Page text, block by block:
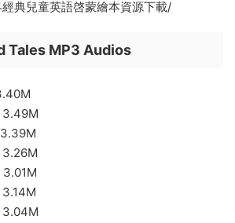
典兒童英語啓蒙繪本資源下載/
Tales MP3 Audios
3.49M
3.26M
3.04M